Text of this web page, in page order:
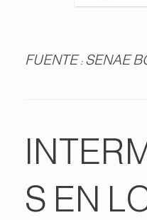
FUENTE : SENAE
S EN